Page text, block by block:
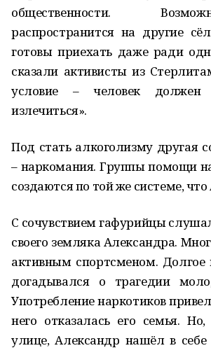
общественности.
распространится на другие
готовы приехать даже ради
сказали активисты из
условие – человек должен
излечиться».
Под стать алкоголизму другая
– наркомания. Группы помощи
создаются по той же системе, что
С сочувствием гафурийцы
своего земляка Александра.
активным спортсменом. Долгое
догадывался о трагедии
Употребление наркотиков
него отказалась его семья.
улице, Александр нашёл в